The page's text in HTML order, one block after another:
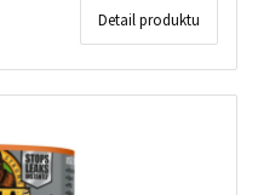
Detail produktu